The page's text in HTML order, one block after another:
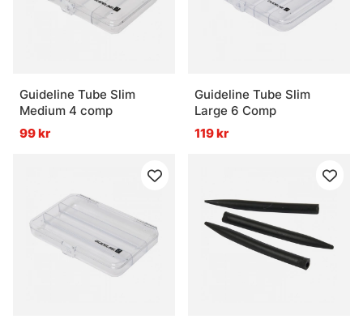
Vad är vadarbyxor och varför används de?
Guideline Tube Slim
Medium 4 comp
99 kr
Guideline Tube Slim
Large 6 Comp
119 kr